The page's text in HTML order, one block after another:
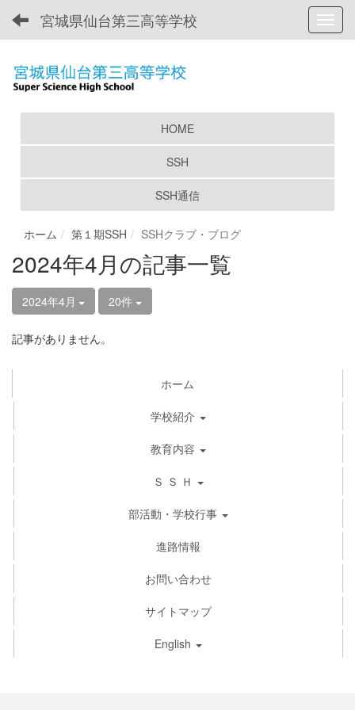
宮城県仙台第三高等学校
HOME
SSH
SSH通信
ホーム 第１期SSH SSHクラブ・ブログ
2024年4月の記事一覧
2024年4月 20件
記事がありません。
ホーム
学校紹介
教育内容
Ｓ Ｓ Ｈ
部活動・学校行事
進路情報
お問い合わせ
サイトマップ
English